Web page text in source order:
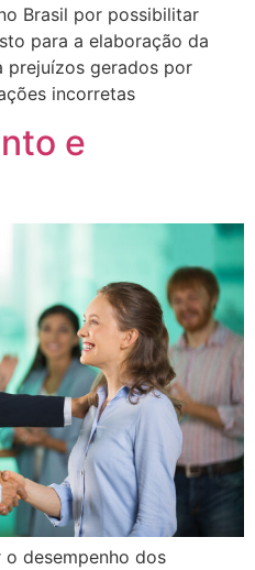
Brasil por possibilitar
para a elaboração da
prejuízos gerados por
incorretas
e
o desempenho dos